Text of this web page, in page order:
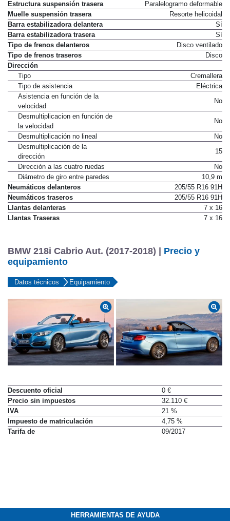
Muelle suspensión delantera
Resorte helicoidal
Estructura suspensión trasera
Paralelogramo deformable
Muelle suspensión trasera
Resorte helicoidal
Barra estabilizadora delantera
Sí
Barra estabilizadora trasera
Sí
Tipo de frenos delanteros
Disco ventilado
Tipo de frenos traseros
Dirección
Tipo
Cremallera
Tipo de asistencia
Asistencia en función de la
velocidad
No
Desmultiplicacion en función de
la velocidad
No
Desmultiplicación no lineal
Desmultiplicación de la
dirección
15
Dirección a las cuatro ruedas
No
Diámetro de giro entre paredes
10,9 m
Neumáticos delanteros
205/55 R16 91H
Neumáticos traseros
205/55 R16 91H
Llantas delanteras
7 x 16
BMW 218i Cabrio Aut. (2017-2018) |
Precio y
equipamiento
Descuento oficial
0 €
Precio sin impuestos
32.110 €
IVA
21 %
Impuesto de matriculación
4,75 %